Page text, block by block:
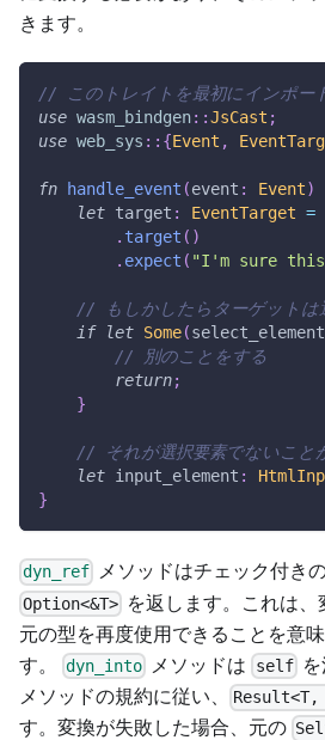
きます。
// このトレイトを最初にインポー
use wasm_bindgen::JsCast ;
use web_sys :: {Event ,
fn handle_event (event : Event)
let target : EventTarget =
. target ( )
. expect ( "I'm sure
// もしかしたらターゲットは
if
let Some(select_element
// 別のことをする
return;
}
// それが選択要素でないこと
let input_element :
}
dyn_ref メソッドはチェック付き
Option<&T> を返します。これは
元の型を再度使用できることを意味
す。
dyn_into メソッドは selfを
メソッドの規約に従い、
す。変換が失敗した場合、元の